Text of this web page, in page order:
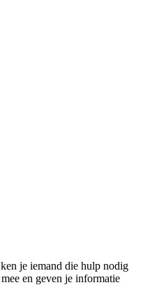
je iemand die hulp nodig
en geven je informatie